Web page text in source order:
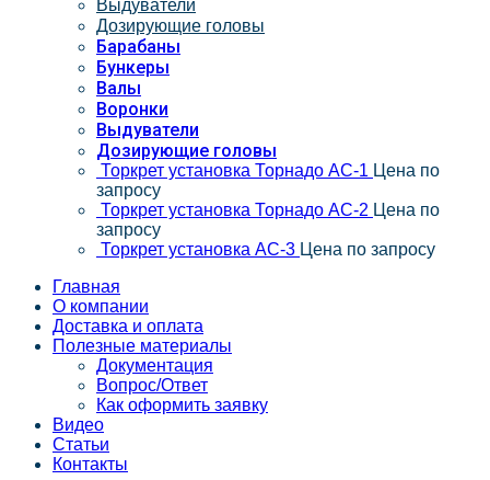
Выдуватели
Дозирующие головы
Барабаны
Бункеры
Валы
Воронки
Выдуватели
Дозирующие головы
Торкрет установка Торнадо АС-1 Цена по
запросу
Торкрет установка Торнадо АС-2 Цена по
запросу
Торкрет установка АС-3 Цена по запросу
Главная
О компании
Доставка и оплата
Полезные материалы
Документация
Вопрос/Ответ
Как оформить заявку
Видео
Статьи
Контакты